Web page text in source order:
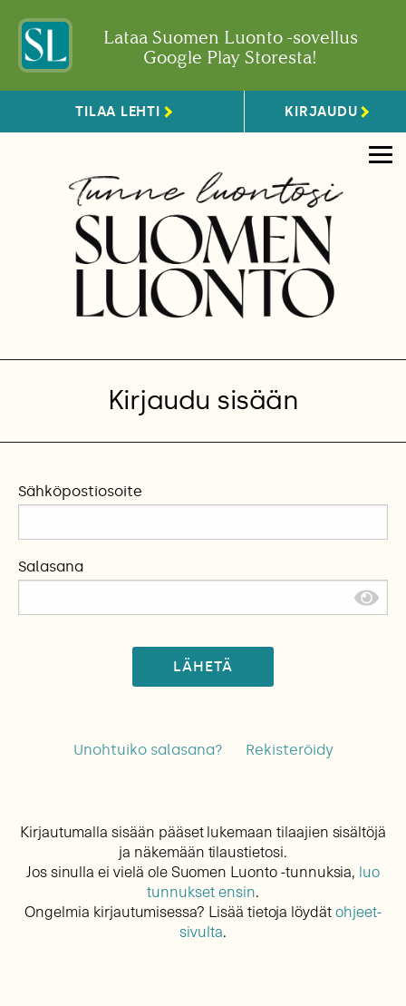
Lataa Suomen Luonto -sovellus
Google Play Storesta!
TILAA LEHTI KIRJAUDU
Kirjaudu sisään
Sähköpostiosoite
Salasana
LÄHETÄ
Unohtuiko salasana? Rekisteröidy
Kirjautumalla sisään pääset lukemaan tilaajien sisältöjä
ja näkemään tilaustietosi.
Jos sinulla ei vielä ole Suomen Luonto -tunnuksia, luo
tunnukset ensin.
Ongelmia kirjautumisessa? Lisää tietoja löydätohjeet-
sivulta.